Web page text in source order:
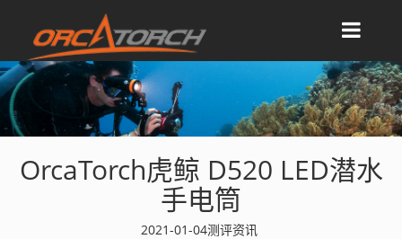
OrcaTorch虎鲸 D520 LED潜水
手电筒
2021-01-04测评资讯